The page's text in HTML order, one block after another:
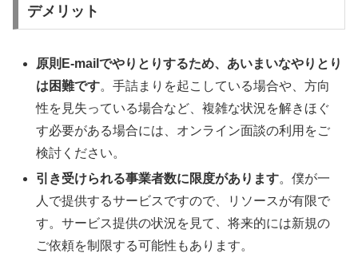
デメリット
原則E-mailでやりとりするため、あいまいなやりとり
は困難です。手詰まりを起こしている場合や、方向
性を見失っている場合など、複雑な状況を解きほぐ
す必要がある場合には、オンライン面談の利用をご
検討ください。
引き受けられる事業者数に限度があります。僕が一
人で提供するサービスですので、リソースが有限で
す。サービス提供の状況を見て、将来的には新規の
ご依頼を制限する可能性もあります。